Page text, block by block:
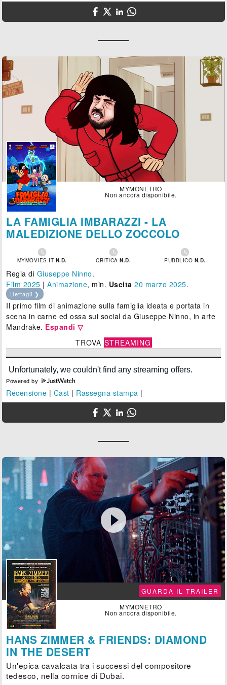
MYMONETRO
Non ancora disponibile.
LA FAMIGLIA IMBARAZZI - LA
MALEDIZIONE DELLO ZOCCOLO

MYMOVIES.IT N.D.

CRITICAN.D.

PUBBLICO N.D.
Regia di Giuseppe Ninno.
Film 2025 |Animazione, min. Uscita 20 marzo 2025.
Dettagli ❯
Il primo film di animazione sulla famiglia ideata e portata in
scena in carne ed ossa sui social da Giuseppe Ninno, in arte
Mandrake. Espandi ▽
TROVA STREAMING
Powered by
Recensione | Cast | Rassegna stampa |

GUARDA IL TRAILER
MYMONETRO
Non ancora disponibile.
HANS ZIMMER & FRIENDS: DIAMOND
IN THE DESERT
Un'epica cavalcata tra i successi del compositore
tedesco, nella cornice di Dubai.